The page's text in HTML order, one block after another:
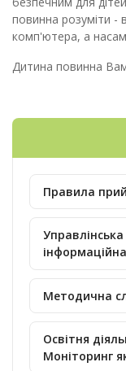
повинна розуміти -
комп'ютера, а
Дитина повинна
Правила
Управлінська
Методична
Освітня
Моніторинг